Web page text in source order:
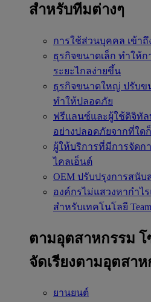
สำหรับทีมต่างๆ
การใช้ส่วนบุคคล เข้า
ธุรกิจขนาดเล็ก ทำให้ก
ระยะไกลง่ายขึ้น
ธุรกิจขนาดใหญ่ ปรับข
ทำให้ปลอดภัย
ฟรีแลนซ์และผู้ใช้ดิจิทั
อย่างปลอดภัยจากที่ใด
ผู้ให้บริการที่มีการจัดก
ไคลเอ็นต์
OEM ปรับปรุงการสนับ
องค์กรไม่แสวงหากำไ
สำหรับเทคโนโลยี
ตามอุตสาหกรรม โ
จัดเรียงตามอุตสาห
ยานยนต์